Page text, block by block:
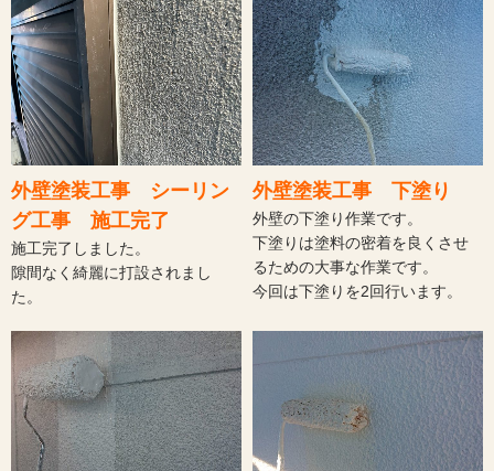
外壁塗装工事 シーリン
グ工事 施工完了
施工完了しました。
隙間なく綺麗に打設されまし
た。
外壁塗装工事 下塗り
外壁の下塗り作業です。
下塗りは塗料の密着を良くさせ
るための大事な作業です。
今回は下塗りを2回行います。